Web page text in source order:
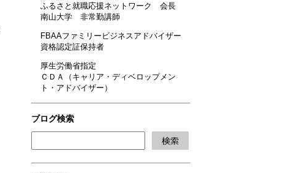
ふるさと就職応援ネットワーク 会長
南山大学 非常勤講師
FBAAファミリービジネスアドバイザー
資格認定証保持者
厚生労働省指定
ＣＤＡ（キャリア・ディベロップメン
ト・アドバイザー）
ブログ検索